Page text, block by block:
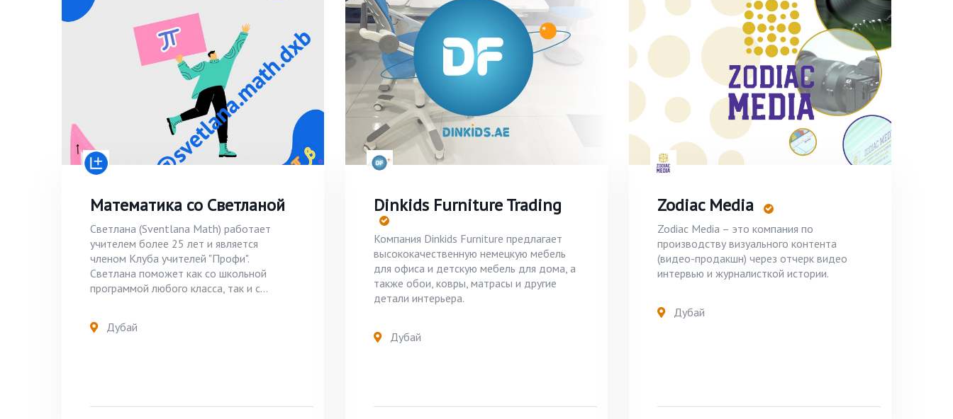
Математика со Светланой
Светлана (Sventlana Math) работает
учителем более 25 лет и является
членом Клуба учителей "Профи".
Светлана поможет как со школьной
программой любого класса, так и с...
Дубай
Dinkids Furniture Trading
Компания Dinkids Furniture предлагает
высококачественную немецкую мебель
для офиса и детскую мебель для дома, а
также обои, ковры, матрасы и другие
детали интерьера.
Дубай
Zodiac Media
Zodiac Media – это компания по
производству визуального контента
(видео-продакшн) через отчерк видео
интервью и журналисткой истории.
Дубай